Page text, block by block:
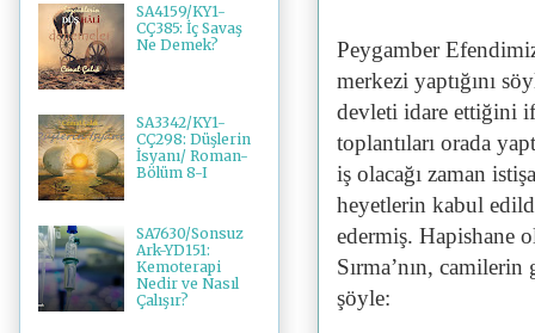
Peygamber
merkezi yaptığını
devleti idare ettiğini
toplantıları orada
iş olacağı zaman
heyetlerin kabul
edermiş. Hapishane
Sırma’nın,
şöyle:
SA4159/KY1-
CÇ385: İç Savaş
Ne Demek?
SA3342/KY1-
CÇ298: Düşlerin
İsyanı/ Roman-
Bölüm 8-I
SA7630/Sonsuz
Ark-YD151:
Kemoterapi
Nedir ve Nasıl
Çalışır?